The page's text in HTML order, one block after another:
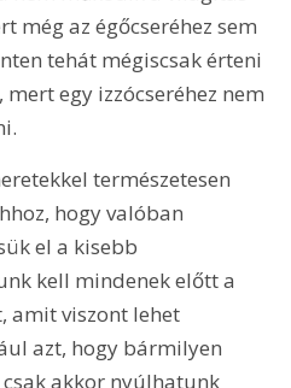
még az égőcseréhez sem
tehát mégiscsak érteni
egy izzócseréhez nem
természetesen
hogy valóban
el a kisebb
kell mindenek előtt a
amit viszont lehet
azt, hogy bármilyen
akkor nyúlhatunk